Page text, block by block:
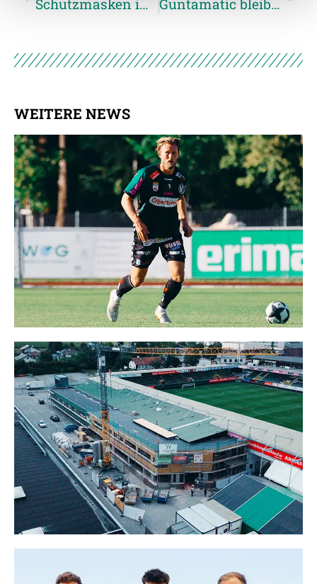
Weitere Details, insbesondere zu Speicherdauer und
Schutzmasken im SVR-Design Guntamatic bleibt auch 2020/21 Hauptsponsor der SV Ried
WEITERE NEWS